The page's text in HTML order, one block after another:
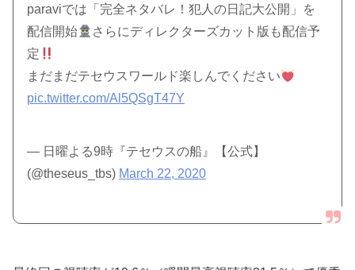
paraviでは「完全ネタバレ！犯人の日記大公開」を
配信開始
さらにディレクターズカット版も配信予
定
まだまだテセウスワールド楽しんでください
pic.twitter.com/Al5QSgT47Y
— 日曜よる9時『テセウスの船』【公式】
(@theseus_tbs) March 22, 2020